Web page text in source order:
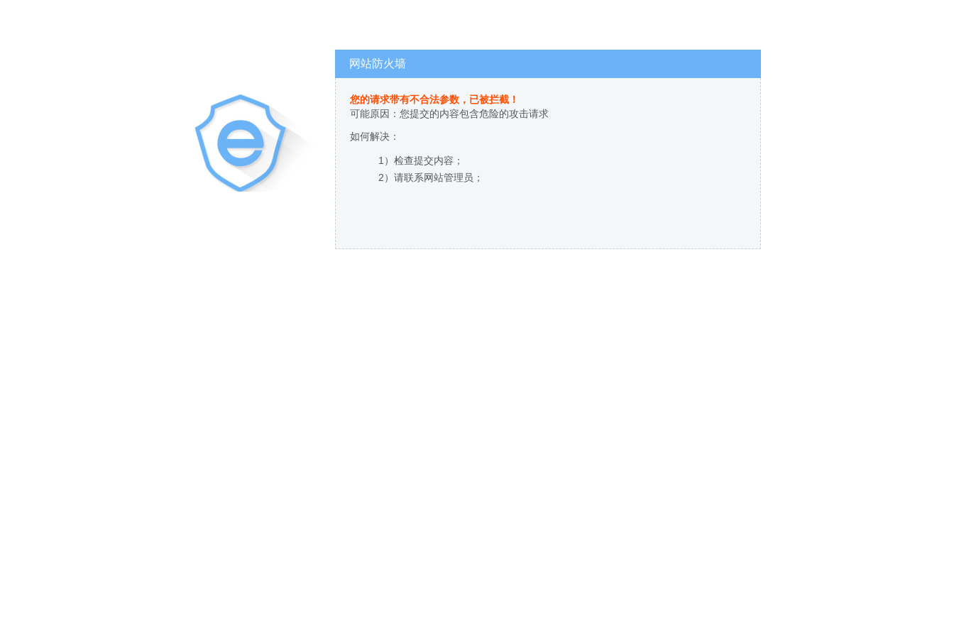
网站防火墙
您的请求带有不合法参数，已被拦截！
可能原因：您提交的内容包含危险的攻击请求
如何解决：
1）检查提交内容；
2）请联系网站管理员；